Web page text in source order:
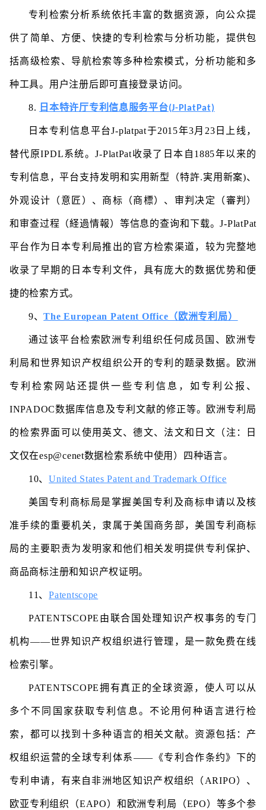
专利检索分析系统依托丰富的数据资源，向公众提
供了简单、方便、快捷的专利检索与分析功能，提供包
括高级检索、导航检索等多种检索模式，分析功能和多
种工具。用户注册后即可直接登录访问。
8. 日本特许厅专利信息服务平台(J-PlatPat)
日本专利信息平台J-platpat于2015年3月23日上线，
替代原IPDL系统。J-PlatPat收录了日本自1885年以来的
专利信息，平台支持发明和实用新型（特許.実用新案)、
外观设计（意匠）、商标（商標）、审判决定（審判）
和审查过程（経過情報）等信息的查询和下载。J-PlatPat
平台作为日本专利局推出的官方检索渠道，较为完整地
收录了早期的日本专利文件，具有庞大的数据优势和便
捷的检索方式。
9、The European Patent Office（欧洲专利局）
通过该平台检索欧洲专利组织任何成员国、欧洲专
利局和世界知识产权组织公开的专利的题录数据。欧洲
专利检索网站还提供一些专利信息，如专利公报、
INPADOC数据库信息及专利文献的修正等。欧洲专利局
的检索界面可以使用英文、德文、法文和日文（注：日
文仅在esp@cenet数据检索系统中使用）四种语言。
10、United States Patent and Trademark Office
美国专利商标局是掌握美国专利及商标申请以及核
准手续的重要机关，隶属于美国商务部，美国专利商标
局的主要职责为发明家和他们相关发明提供专利保护、
商品商标注册和知识产权证明。
11、Patentscope
PATENTSCOPE由联合国处理知识产权事务的专门
机构——世界知识产权组织进行管理，是一款免费在线
检索引擎。
PATENTSCOPE拥有真正的全球资源，使人可以从
多个不同国家获取专利信息。不论用何种语言进行检
索，都可以找到十多种语言的相关文献。资源包括：产
权组织运营的全球专利体系——《专利合作条约》下的
专利申请，有来自非洲地区知识产权组织（ARIPO）、
欧亚专利组织（EAPO）和欧洲专利局（EPO）等多个参